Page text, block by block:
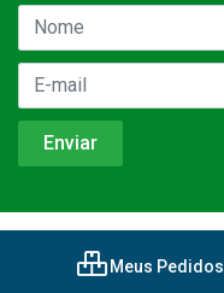
Meus Pedidos